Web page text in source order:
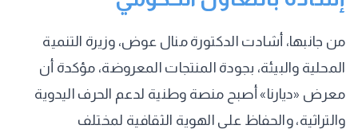
من جانبها، أشادت الدكتورة منال عوض، وزيرة التنمية
المحلية والبيئة، بجودة المنتجات المعروضة، مؤكدة أن
معرض «ديارنا» أصبح منصة وطنية لدعم الحرف اليدوية
والتراثية، والحفاظ على الهوية الثقافية لمختلف